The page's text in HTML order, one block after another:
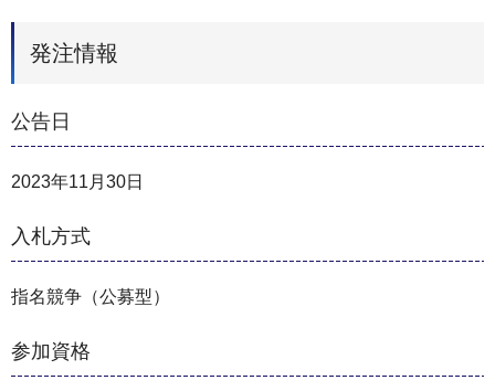
発注情報
公告日
2023年11月30日
入札方式
指名競争（公募型）
参加資格